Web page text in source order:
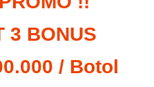
3 BONUS
/ Botol